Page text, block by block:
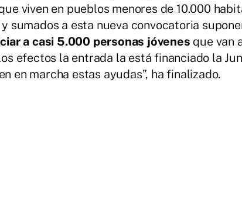
viven en pueblos menores de 10.000
sumados a esta nueva convocatoria
a casi 5.000 personas jóvenes que van
efectos la entrada la está financiado la
en marcha estas ayudas”, ha finalizado.